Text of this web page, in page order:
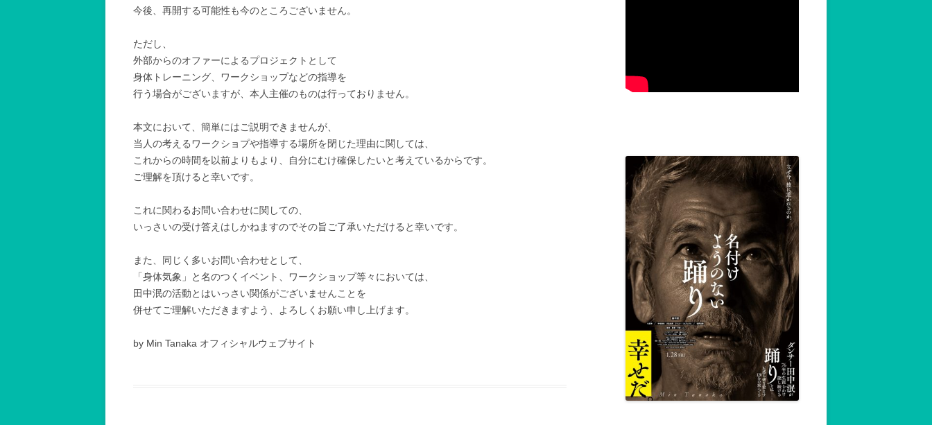
今後、再開する可能性も今のところございません。
ただし、
外部からのオファーによるプロジェクトとして
身体トレーニング、ワークショップなどの指導を
行う場合がございますが、本人主催のものは行っておりません。
本文において、簡単にはご説明できませんが、
当人の考えるワークショプや指導する場所を閉じた理由に関しては、
これからの時間を以前よりもより、自分にむけ確保したいと考えているからです。
ご理解を頂けると幸いです。
これに関わるお問い合わせに関しての、
いっさいの受け答えはしかねますのでその旨ご了承いただけると幸いです。
また、同じく多いお問い合わせとして、
「身体気象」と名のつくイベント、ワークショップ等々においては、
田中泯の活動とはいっさい関係がございませんことを
併せてご理解いただきますよう、よろしくお願い申し上げます。
by Min Tanaka オフィシャルウェブサイト